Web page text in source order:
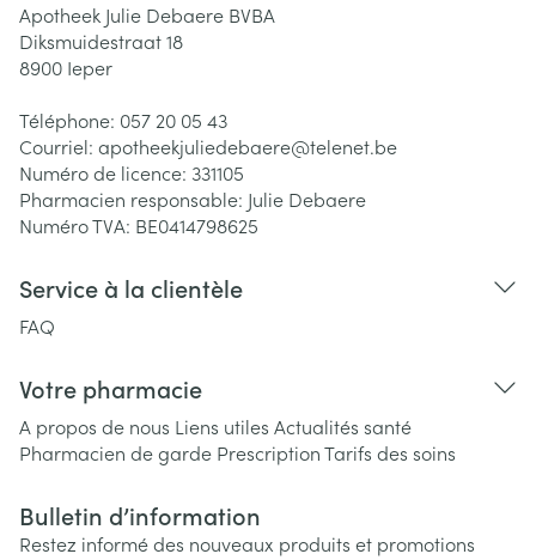
Apotheek Julie Debaere BVBA
Diksmuidestraat 18
8900 Ieper
Téléphone: 057 20 05 43
Courriel: apotheekjuliedebaere@telenet.be
Numéro de licence: 331105
Pharmacien responsable: Julie Debaere
Numéro TVA: BE0414798625
Service à la clientèle
FAQ
Votre pharmacie
A propos de nous Liens utiles Actualités santé
Pharmacien de garde PrescriptionTarifs des soins
Bulletin d’information
Restez informé des nouveaux produits et promotions